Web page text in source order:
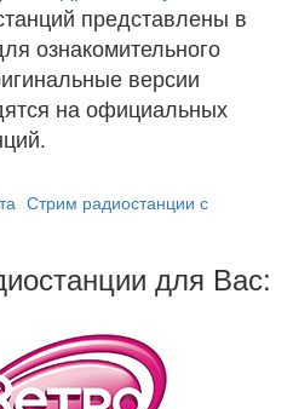
представлены в
ознакомительного
версии
на официальных
Стрим радиостанции с
для Вас: